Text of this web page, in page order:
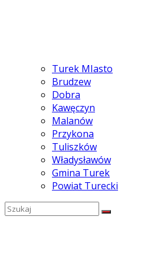
Turek MIasto
Brudzew
Dobra
Kawęczyn
Malanów
Przykona
Tuliszków
Władysławów
Gmina Turek
Powiat Turecki